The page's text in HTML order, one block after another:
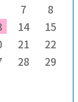
7
8
14
15
21
22
28
29